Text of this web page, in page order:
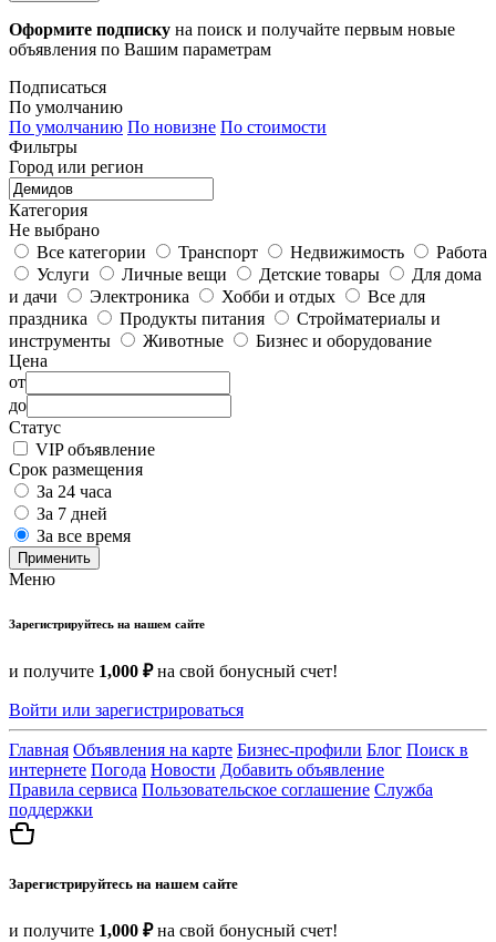
Оформите подписку на поиск и получайте первым новые
объявления по Вашим параметрам
Подписаться
По умолчанию
По умолчанию По новизне По стоимости
Фильтры
Город или регион
Категория
Не выбрано
Все категории
Транспорт Недвижимость
Работа
Услуги
Личные вещи Детские товары
Для дома
и дачи
Электроника Хобби и отдых
Все для
праздника
Продукты питания
Стройматериалы и
инструменты
Животные
Бизнес и оборудование
Цена
от
до
Статус
VIP объявление
Срок размещения
За 24 часа
За 7 дней
За все время
Применить
Меню
Зарегистрируйтесь на нашем сайте
и получите 1,000 ₽на свой бонусный счет!
Войти или зарегистрироваться
Главная Объявления на карте Бизнес-профили Блог Поиск в
интернете Погода Новости Добавить объявление
Правила сервиса Пользовательское соглашение Служба
поддержки
Зарегистрируйтесь на нашем сайте
и получите 1,000 ₽на свой бонусный счет!